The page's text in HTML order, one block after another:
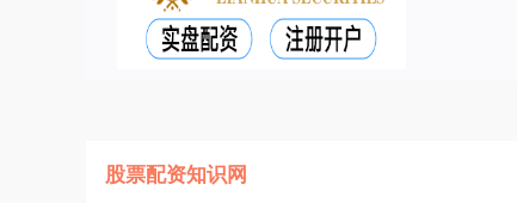
股票配资知识网